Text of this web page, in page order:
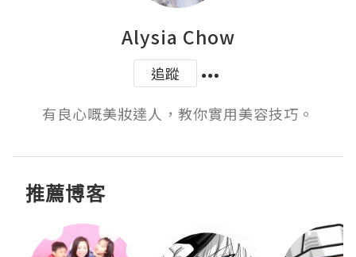
Alysia Chow
追蹤
有良心嘅美妝達人，教你實用美容技巧。
推薦博客